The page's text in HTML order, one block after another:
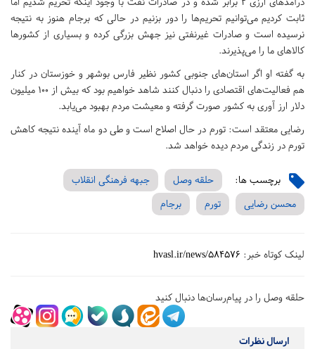
ثابت کردیم می‌توانیم تحریم‌ها را دور بزنیم در حالی که برجام هنوز به نتیجه
نرسیده است و صادرات غیرنفتی نیز جهش بزرگی کرده و بسیاری از کشورها
کالاهای ما را می‌پذیرند.
به گفته او اگر استان‌های جنوبی کشور نظیر فارس بوشهر و خوزستان در کنار
هم فعالیت‌های اقتصادی را دنبال کنند شاهد خواهیم بود که بیش از ١٠٠ میلیون
دلار ارز آوری به کشور صورت گرفته و معیشت مردم بهبود می‌یابد.
رضایی معتقد است: تورم در حال اصلاح است و طی دو ماه آینده نتیجه کاهش
تورم در زندگی مردم دیده خواهد شد.
برچسب ها: حلقه وصل
جبهه فرهنگی انقلاب
محسن رضایی
تورم برجام
لینک کوتاه خبر: hvasl.ir/news/584576
حلقه وصل را در پیام‌رسان‌ها دنبال کنید
ارسال نظرات